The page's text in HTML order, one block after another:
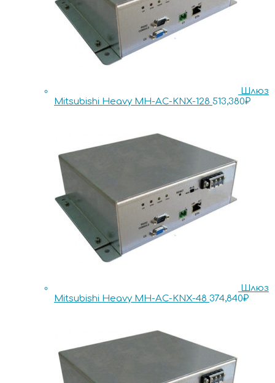
Шлюз
Mitsubishi Heavy MH-AC-KNX-128 513,380₽
Шлюз
Mitsubishi Heavy MH-AC-KNX-48 374,840₽